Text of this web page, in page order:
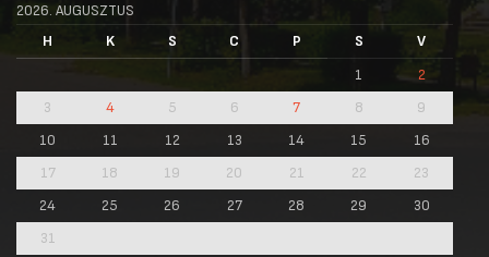
2026. AUGUSZTUS
H
K S C P S
V
1
2
3
4 5 6 7 8
9
10
11 12 13 14 15
16
17
18 19 20 21 22
23
24
25 26 27 28 29
30
31